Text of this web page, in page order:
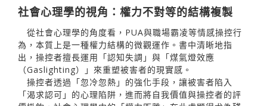
社會心理學的視角：權力不對等的結構複製
從社會心理學的角度看，PUA與職場霸凌等情感操控行
為，本質上是一種權力結構的微觀運作。書中清晰地指
出，操控者擅長運用「認知失調」與「煤氣燈效應
（Gaslighting）」來重塑被害者的現實感。
操控者透過「忽冷忽熱」的強化手段，讓被害者陷入
「渴求認可」的心理陷阱，進而將自我價值與操控者的評